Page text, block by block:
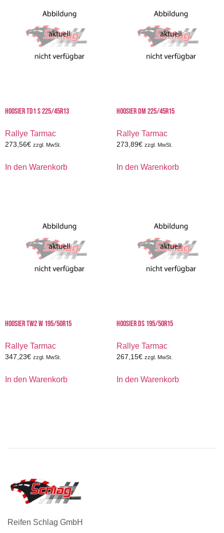
HOOSIER TD1 S 225/45R13
Rallye Tarmac
273,56€ zzgl. MwSt.
In den Warenkorb
HOOSIER DM 225/45R15
Rallye Tarmac
273,89€ zzgl. MwSt.
In den Warenkorb
HOOSIER TW2 W 195/50R15
Rallye Tarmac
347,23€ zzgl. MwSt.
In den Warenkorb
HOOSIER DS 195/50R15
Rallye Tarmac
267,15€ zzgl. MwSt.
In den Warenkorb
Reifen Schlag GmbH